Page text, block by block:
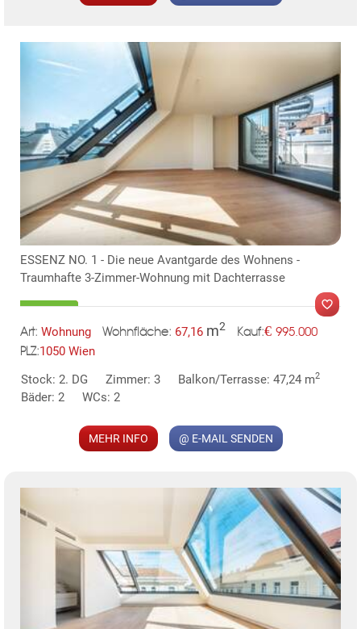
KLIS
MER
ESSENZ NO. 1 - Die neue Avantgarde des Wohnens -
Traumhafte 3-Zimmer-Wohnung mit Dachterrasse
Art: Wohnung Wohnfläche: 67,16 m2 Kauf:€ 995.000
PLZ:1050 Wien
Stock: 2. DG
Zimmer: 3 Balkon/Terrasse: 47,24 m2
Bäder: 2 WCs: 2
MEHR INFO @ E-MAIL SENDEN